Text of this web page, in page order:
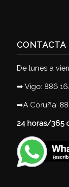
CONTACTA
De lunes a
➡ Vigo: 886
➡A Coruña:
24 horas/365